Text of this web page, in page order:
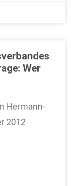
Wer
Hermann-
2012